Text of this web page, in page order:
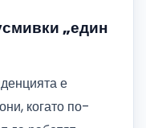
„един
е
когато по-